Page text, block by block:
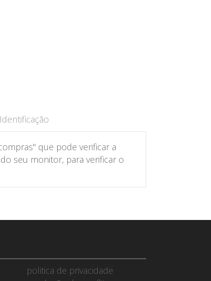
que pode verificar a
seu monitor, para verificar o
politica de privacidade